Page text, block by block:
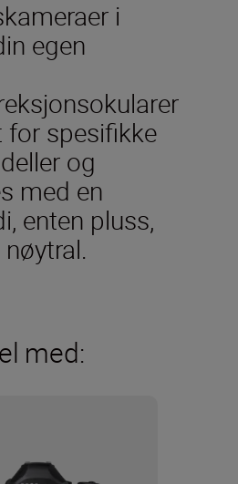
i
egen
for spesifikke
og
med en
enten pluss,
med: